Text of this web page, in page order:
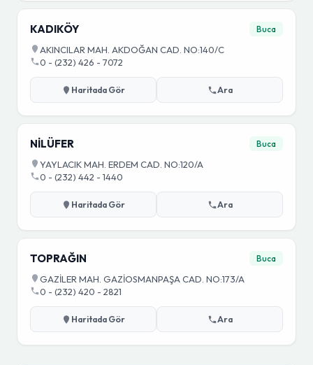
KADIKÖY Buca
AKINCILAR MAH. AKDOĞAN CAD. NO:140/C
0 - (232) 426 - 7072
Haritada Gör Ara
NİLÜFER Buca
YAYLACIK MAH. ERDEM CAD. NO:120/A
0 - (232) 442 - 1440
Haritada Gör Ara
TOPRAĞIN Buca
GAZİLER MAH. GAZİOSMANPAŞA CAD. NO:173/A
0 - (232) 420 - 2821
Haritada Gör Ara